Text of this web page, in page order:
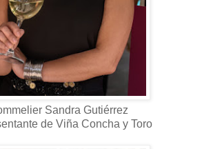
Sandra Gutiérrez
de Viña Concha y Toro